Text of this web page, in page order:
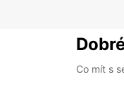
Co mít s